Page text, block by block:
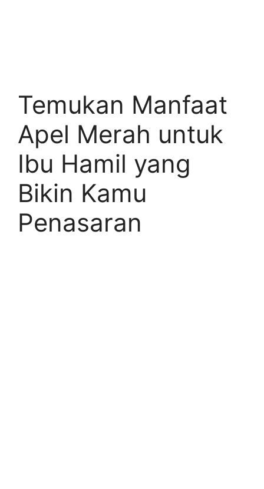
Temukan Manfaat
Apel Merah untuk
Ibu Hamil yang
Bikin Kamu
Penasaran